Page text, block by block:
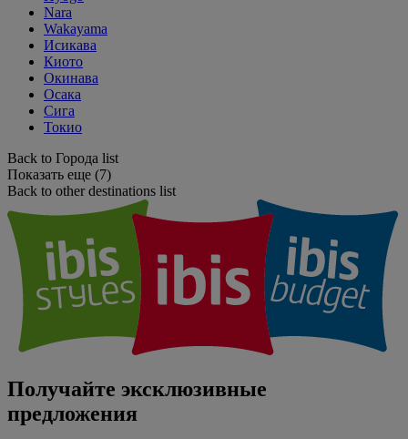
Nara
Wakayama
Исикава
Киото
Окинава
Осака
Сига
Токио
Back to Города list
Показать еще (7)
Back to other destinations list
Получайте эксклюзивные
предложения